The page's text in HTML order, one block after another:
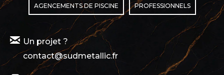
AGENCEMENTS DE PISCINE PROFESSIONNELS
Un projet ?
contact@sudmetallic.fr